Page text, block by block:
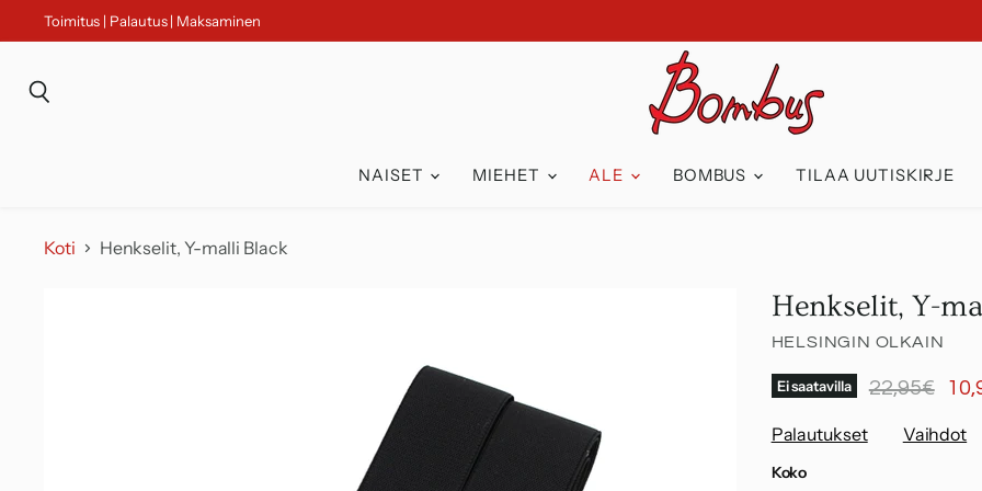
Toimitus | Palautus | Maksaminen
NAISET MIEHET ALE BOMBUS TILAA UUTISKIRJE
Koti Henkselit, Y-malli Black
Henkselit, Y-
HELSINGIN OLKAIN
Ei saatavilla 22,95€
Palautukset Vaihdot
Koko